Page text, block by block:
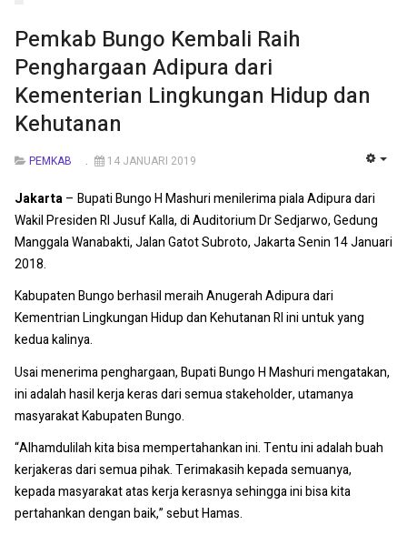
Pemkab Bungo Kembali Raih
Penghargaan Adipura dari
Kementerian Lingkungan Hidup dan
Kehutanan
PEMKAB 14 JANUARI 2019
Jakarta– Bupati Bungo H Mashuri menilerima piala Adipura dari
Wakil Presiden RI Jusuf Kalla, di Auditorium Dr Sedjarwo, Gedung
Manggala Wanabakti, Jalan Gatot Subroto, Jakarta Senin 14 Januari
2018.
Kabupaten Bungo berhasil meraih Anugerah Adipura dari
Kementrian Lingkungan Hidup dan Kehutanan RI ini untuk yang
kedua kalinya.
Usai menerima penghargaan, Bupati Bungo H Mashuri mengatakan,
ini adalah hasil kerja keras dari semua stakeholder, utamanya
masyarakat Kabupaten Bungo.
“Alhamdulilah kita bisa mempertahankan ini. Tentu ini adalah buah
kerjakeras dari semua pihak. Terimakasih kepada semuanya,
kepada masyarakat atas kerja kerasnya sehingga ini bisa kita
pertahankan dengan baik,” sebut Hamas.